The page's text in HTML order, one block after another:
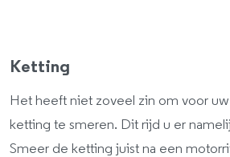
Ketting
Het heeft niet zoveel zin om voor
ketting te smeren. Dit rijd u er
Smeer de ketting juist na een